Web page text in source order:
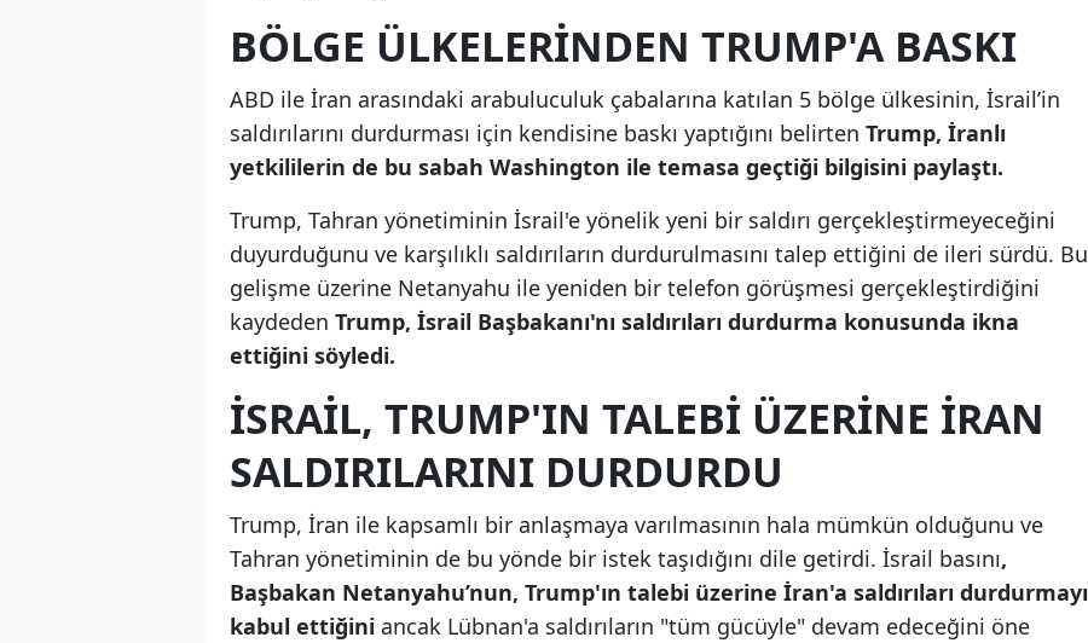
Kırklareli
Kırşehir
Kocaeli
Konya
Kütahya
Malatya
Kahramanmaraş
Mardin
Muş
Nevşehir
BÖLGE ÜLKELERINDEN TRUMP'A BASKI
ABD ile İran arasındaki arabuluculuk çabalarına katılan 5 bölge ülkesinin, İsrail’in
saldırılarını durdurması için kendisine baskı yaptığını belirten Trump, İranlı
yetkililerin de bu sabah Washington ile temasa geçtiği bilgisini paylaştı.
Trump, Tahran yönetiminin İsrail'e yönelik yeni bir saldırı gerçekleştirmeyeceğini
duyurduğunu ve karşılıklı saldırıların durdurulmasını talep ettiğini de ileri sürdü. Bu
gelişme üzerine Netanyahu ile yeniden bir telefon görüşmesi gerçekleştirdiğini
kaydeden Trump, İsrail Başbakanı'nı saldırıları durdurma konusunda ikna
ettiğini söyledi.
İSRAİL, TRUMP'IN TALEBİ ÜZERİNE İRAN
SALDIRILARINI DURDURDU
Trump, İran ile kapsamlı bir anlaşmaya varılmasının hala mümkün olduğunu ve
Tahran yönetiminin de bu yönde bir istek taşıdığını dile getirdi. İsrail basını,
Başbakan Netanyahu’nun, Trump'ın talebi üzerine İran'a saldırıları durdurmayı
kabul ettiğini ancak Lübnan'a saldırıların "tüm gücüyle" devam edeceğini öne